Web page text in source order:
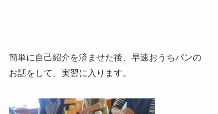
簡単に自己紹介を済ませた後、早速おうちパンの
お話をして、実習に入ります。